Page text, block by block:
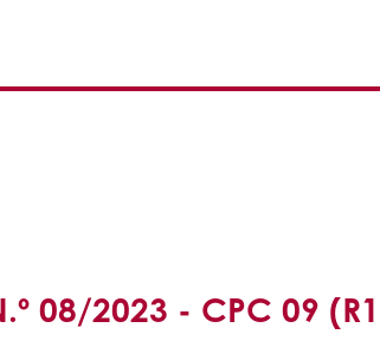
08/2023 - CPC 09